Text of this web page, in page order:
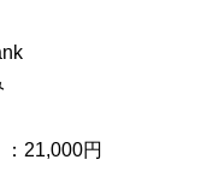
21,000円